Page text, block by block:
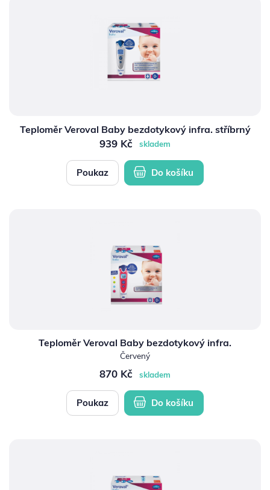
Teploměr Veroval Baby bezdotykový infra. stříbrný
939 Kč skladem
Poukaz Do košíku
Teploměr Veroval Baby bezdotykový infra.
Červený
870 Kč skladem
Poukaz Do košíku